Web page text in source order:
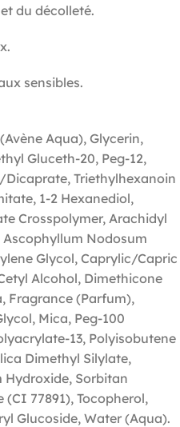
du décolleté.
sensibles.
Aqua), Glycerin,
Gluceth-20, Peg-12,
Triethylhexanoin
1-2 Hexanediol,
Crosspolymer, Arachidyl
Nodosum
Glycol, Caprylic/Capric
Alcohol, Dimethicone
Fragrance (Parfum),
Mica, Peg-100
13, Polyisobutene
Dimethyl Silylate,
Hydroxide, Sorbitan
77891), Tocopherol,
Glucoside, Water (Aqua).